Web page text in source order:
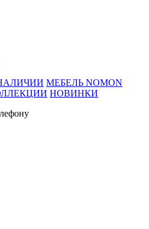
МЕБЕЛЬ NOMON
НОВИНКИ